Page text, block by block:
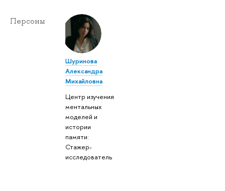
Персоны
Шуринова
Александра
Михайловна
Центр изучения
ментальных
моделей и
истории
памяти:
Стажер-
исследователь